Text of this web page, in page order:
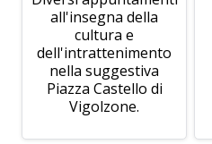
all'insegna della
cultura e
dell'intrattenimento
nella suggestiva
Piazza Castello di
Vigolzone.